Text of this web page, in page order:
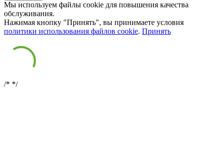
Мы используем файлы cookie для повышения качества
обслуживания.
Нажимая кнопку "Принять", вы принимаете условия
политики использования файлов cookie. Принять
/* */